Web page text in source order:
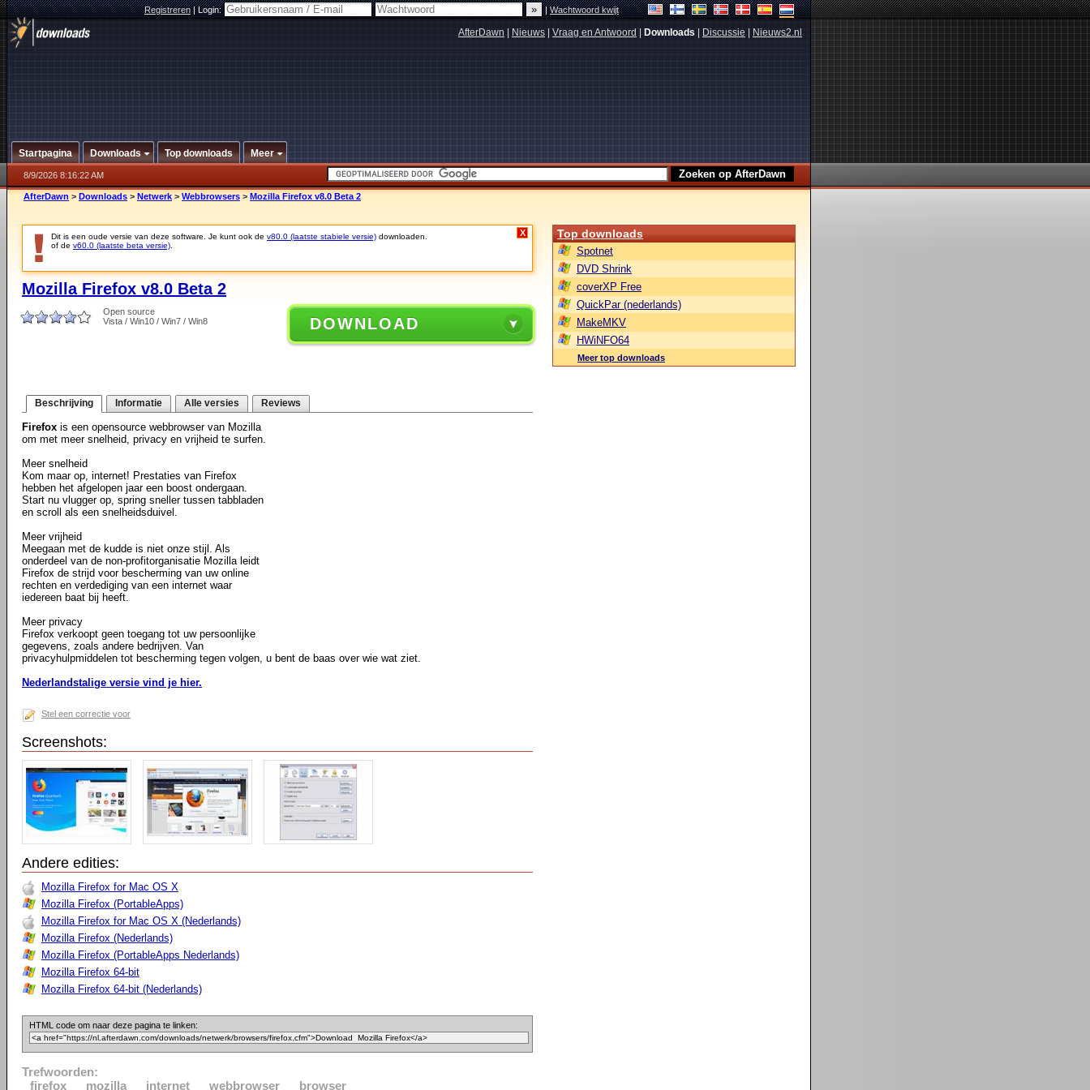
Registreren|Login: |Wachtwoord kwijt
AfterDawn Nieuws Vraag en Antwoord Downloads Discussie Nieuws2.nl
Startpagina Downloads Top downloads Meer
8/9/2026 8:16:22 AM
AfterDawn > Downloads > Netwerk > Webbrowsers > Mozilla Firefox v8.0 Beta 2
Dit is een oude versie van deze software. Je kunt ook de v80.0 (laatste stabiele versie) downloaden.
of de v60.0 (laatste beta versie)
X
Mozilla Firefox v8.0 Beta 2
Open source
Vista / Win10 / Win7 / Win8
DOWNLOAD
Beschrijving Informatie Alle versies Reviews
Firefox is een opensource webbrowser van Mozilla
om met meer snelheid, privacy en vrijheid te surfen.
Meer snelheid
Kom maar op, internet! Prestaties van Firefox
hebben het afgelopen jaar een boost ondergaan.
Start nu vlugger op, spring sneller tussen tabbladen
en scroll als een snelheidsduivel.
Meer vrijheid
Meegaan met de kudde is niet onze stijl. Als
onderdeel van de non-profitorganisatie Mozilla leidt
Firefox de strijd voor bescherming van uw online
rechten en verdediging van een internet waar
iedereen baat bij heeft.
Meer privacy
Firefox verkoopt geen toegang tot uw persoonlijke
gegevens, zoals andere bedrijven. Van
privacyhulpmiddelen tot bescherming tegen volgen, u bent de baas over wie wat ziet.
Nederlandstalige versie vind je hier.
Stel een correctie voor
Screenshots:
Andere edities:
Mozilla Firefox for Mac OS X
Mozilla Firefox (PortableApps)
Mozilla Firefox for Mac OS X (Nederlands)
Mozilla Firefox (Nederlands)
Mozilla Firefox (PortableApps Nederlands)
Mozilla Firefox 64-bit
Mozilla Firefox 64-bit (Nederlands)
HTML code om naar deze pagina te linken:
Trefwoorden:
firefox
mozilla internet webbrowser browser
Top downloads
Spotnet
DVD Shrink
coverXP Free
QuickPar (nederlands)
MakeMKV
HWiNFO64
Meer top downloads